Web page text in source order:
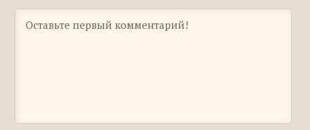
Правильное ударение в слове
«УСУГУБИТЬ»